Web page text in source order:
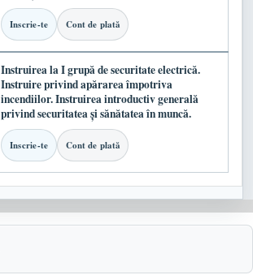
Inscrie-te Cont de plată
Instruirea la I grupă de securitate electrică.
Instruire privind apărarea împotriva
incendiilor. Instruirea introductiv generală
privind securitatea și sănătatea în muncă.
Inscrie-te Cont de plată